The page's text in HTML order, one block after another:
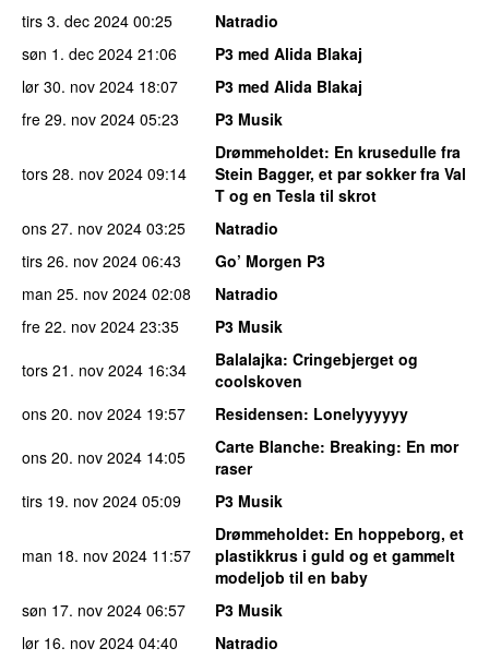
tirs 3. dec 2024 00:25
Natradio
søn 1. dec 2024 21:06
P3 med Alida Blakaj
lør 30. nov 2024 18:07
P3 med Alida Blakaj
fre 29. nov 2024 05:23 P3 Musik
tors 28. nov 2024 09:14
Drømmeholdet: En krusedulle fra
Stein Bagger, et par sokker fra Val
T og en Tesla til skrot
ons 27. nov 2024 03:25
Natradio
tirs 26. nov 2024 06:43
Go’ Morgen P3
man 25. nov 2024 02:08
Natradio
fre 22. nov 2024 23:35
P3 Musik
tors 21. nov 2024 16:34 Balalajka: Cringebjerget og
coolskoven
ons 20. nov 2024 19:57 Residensen: Lonelyyyyyy
ons 20. nov 2024 14:05 Carte Blanche: Breaking: En mor
raser
tirs 19. nov 2024 05:09 P3 Musik
man 18. nov 2024 11:57
Drømmeholdet: En hoppeborg, et
plastikkrus i guld og et gammelt
modeljob til en baby
søn 17. nov 2024 06:57
P3 Musik
lør 16. nov 2024 04:40 Natradio